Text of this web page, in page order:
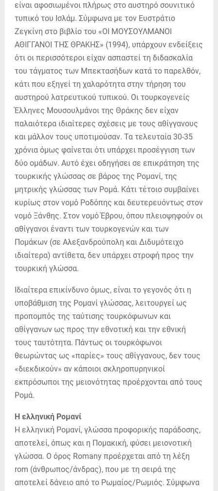
είναι αφοσιωμένοι πλήρως στο αυστηρό σουνιτικό
τυπικό του Ισλάμ. Σύμφωνα με τον Ευστράτιο
Ζεγκίνη στο βιβλίο του «ΟΙ ΜΟΥΣΟΥΛΜΑΝΟΙ
ΑΘΙΓΓΑΝΟΙ ΤΗΣ ΘΡΑΚΗΣ» (1994), υπάρχουν ενδείξεις
ότι οι περισσότεροι είχαν ασπαστεί τη διδασκαλία
του τάγματος των Μπεκτασήδων κατά το παρελθόν,
κάτι που εξηγεί τη χαλαρότητα στην τήρηση του
αυστηρού λατρευτικού τυπικού. Οι τουρκογενείς
Έλληνες Μουσουλμάνοι της Θράκης δεν είχαν
παλαιότερα ιδιαίτερες σχέσεις με τους αθίγγανους
και μάλλον τους υποτιμούσαν. Τα τελευταία 30-35
χρόνια όμως φαίνεται ότι υπάρχει προσέγγιση των
δύο ομάδων. Αυτό έχει οδηγήσει σε επικράτηση της
τουρκικής γλώσσας σε βάρος της Ρομανί, της
μητρικής γλώσσας των Ρομά. Κάτι τέτοιο συμβαίνει
κυρίως στον νομό Ροδόπης και δευτερευόντως στον
νομό Ξάνθης. Στον νομό Έβρου, όπου πλειοψηφούν οι
αθίγγανοι έναντι των τουρκογενών και των
Πομάκων (σε Αλεξανδρούπολη και Διδυμότειχο
ιδιαίτερα) αντίθετα, δεν υπάρχει στροφή προς την
τουρκική γλώσσα.
Ιδιαίτερα επικίνδυνο όμως, είναι το γεγονός ότι η
υποβάθμιση της Ρομανί γλώσσας, λειτουργεί ως
προπομπός της ταύτισης τουρκόφωνων και
αθίγγανων ως προς την εθνοτική και την εθνική
τους ταυτότητα. Πάντως οι τουρκόφωνοι
θεωρώντας ως «παρίες» τους αθίγγανους, δεν τους
«διεκδικούν» αν κάποιοι σκληροπυρηνικοί
εκπρόσωποι της μειονότητας προέρχονται από τους
Ρομά.
Η ελληνική Ρομανί
Η ελληνική Ρομανί, γλώσσα προφορικής παράδοσης,
αποτελεί, όπως και η Πομακική, φύσει μειονοτική
γλώσσα. Ο όρος Romany προέρχεται από τη λέξη
rom (άνθρωπος/άνδρας), που με τη σειρά της
αποτελεί δάνειο από το Ρωμαίος/Ρωμιός. Σύμφωνα